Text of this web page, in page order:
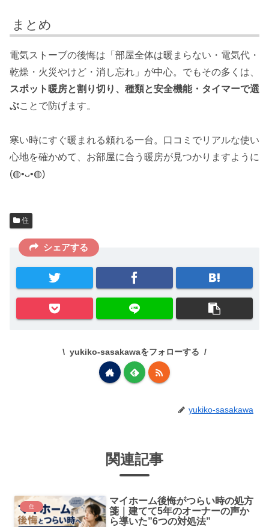
まとめ
電気ストーブの後悔は「部屋全体は暖まらない・電気代・
乾燥・火災やけど・消し忘れ」が中心。でもその多くは、
スポット暖房と割り切り、種類と安全機能・タイマーで選
ぶことで防げます。
寒い時にすぐ暖まれる頼れる一台。口コミでリアルな使い
心地を確かめて、お部屋に合う暖房が見つかりますように
(◍•ᴗ•◍)
住
シェアする
yukiko-sasakawaをフォローする
yukiko-sasakawa
関連記事
住
マイホーム後悔がつらい時の処方
箋｜建てて5年のオーナーの声か
ら導いた”6つの対処法”